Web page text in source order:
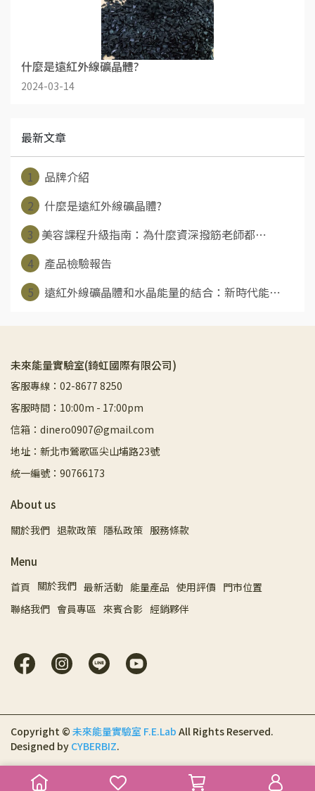
什麼是遠紅外線礦晶體?
2024-03-14
最新文章
1
品牌介紹
2
什麼是遠紅外線礦晶體?
3 ​美容課程升級指南：為什麼資深撥筋老師都⋯
4
產品檢驗報告
5
遠紅外線礦晶體和水晶能量的結合：新時代能⋯
未來能量實驗室(錡虹國際有限公司)
客服專線：02-8677 8250
客服時間：10:00m - 17:00pm
信箱：dinero0907@gmail.com
地址：新北市鶯歌區尖山埔路23號
統一編號：90766173
About us
關於我們 退款政策 隱私政策 服務條款
Menu
首頁 關於我們 最新活動 能量產品 使用評價 門市位置
聯絡我們 會員專區 來賓合影 經銷夥伴
Copyright © 未來能量實驗室 F.E.Lab All Rights Reserved.
Designed by CYBERBIZ.